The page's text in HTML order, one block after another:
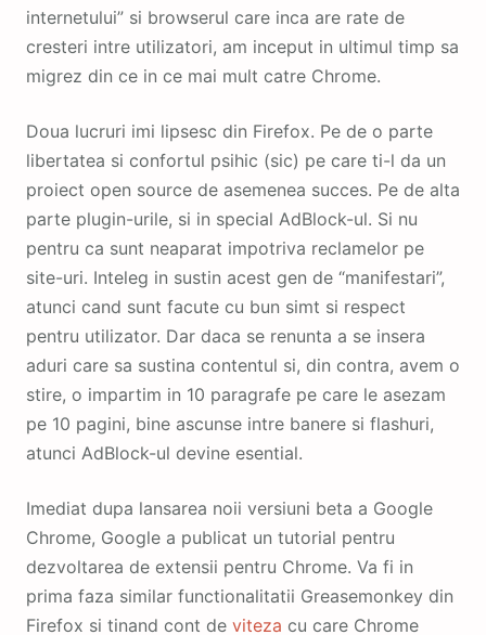
internetului” si browserul care inca are rate de
cresteri intre utilizatori, am inceput in ultimul timp sa
migrez din ce in ce mai mult catre Chrome.
Doua lucruri imi lipsesc din Firefox. Pe de o parte
libertatea si confortul psihic (sic) pe care ti-l da un
proiect open source de asemenea succes. Pe de alta
parte plugin-urile, si in special AdBlock-ul. Si nu
pentru ca sunt neaparat impotriva reclamelor pe
site-uri. Inteleg in sustin acest gen de “manifestari”,
atunci cand sunt facute cu bun simt si respect
pentru utilizator. Dar daca se renunta a se insera
aduri care sa sustina contentul si, din contra, avem o
stire, o impartim in 10 paragrafe pe care le asezam
pe 10 pagini, bine ascunse intre banere si flashuri,
atunci AdBlock-ul devine esential.
Imediat dupa lansarea noii versiuni beta a Google
Chrome, Google a publicat un tutorial pentru
dezvoltarea de extensii pentru Chrome. Va fi in
prima faza similar functionalitatii Greasemonkey din
Firefox si tinand cont de viteza cu care Chrome